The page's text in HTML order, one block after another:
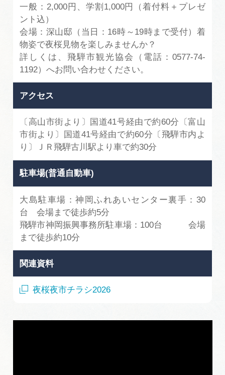
一般：2,000円、学割1,000円（着付料＋プレゼ
ント込）
会場：深山邸（当日：16時～19時まで受付）着
物姿で夜桜見物を楽しみませんか？
詳しくは、飛騨市観光協会（電話：0577-74-
1192）へお問い合わせください。
アクセス
〔高山市街より〕国道41号経由で約60分〔富山
市街より〕国道41号経由で約60分〔飛騨市内よ
り〕ＪＲ飛騨古川駅より車で約30分
駐車場(普通自動車)
大島駐車場：神岡ふれあいセンター裏手：30
台 会場まで徒歩約5分
飛騨市神岡振興事務所駐車場：100台 会場
まで徒歩約10分
関連資料
夜桜夜市チラシ2026